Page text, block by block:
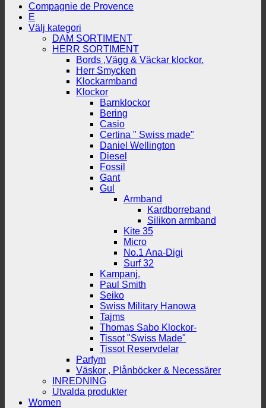
Compagnie de Provence
E
Välj kategori
DAM SORTIMENT
HERR SORTIMENT
Bords ,Vägg & Väckar klockor.
Herr Smycken
Klockarmband
Klockor
Barnklockor
Bering
Casio
Certina " Swiss made"
Daniel Wellington
Diesel
Fossil
Gant
Gul
Armband
Kardborreband
Silikon armband
Kite 35
Micro
No.1 Ana-Digi
Surf 32
Kampanj.
Paul Smith
Seiko
Swiss Military Hanowa
Tajms
Thomas Sabo Klockor-
Tissot "Swiss Made"
Tissot Reservdelar
Parfym
Väskor , Plånböcker & Necessärer
INREDNING
Utvalda produkter
Women